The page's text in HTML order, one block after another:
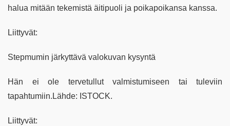
halua mitään tekemistä äitipuoli ja poikapoikansa kanssa.
Liittyvät:
Stepmumin järkyttävä valokuvan kysyntä
Hän ei ole tervetullut valmistumiseen tai tuleviin
tapahtumiin.Lähde: ISTOCK.
Liittyvät: